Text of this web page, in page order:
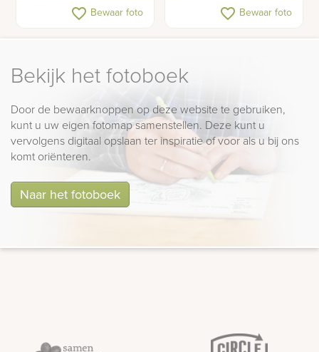
Klassiek gedenkteken
favorite_border Bewaar foto
Familie grafsteen met
beeld van een hond
favorite_border Bewaar foto
Bekijk het fotoboek
Door de bewaarknoppen op deze website te gebruiken,
kunt u uw eigen fotomap samenstellen. Deze kunt u
vervolgens digitaal opslaan ter inspiratie of voor als u bij ons
komt oriënteren.
Naar het fotoboek